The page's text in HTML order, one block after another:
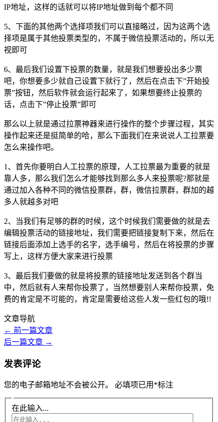
IP地址，这样的话就可以将IP地址做到每个都不同
5、下面的其他两个选择项我们可以直接略过，因为这两个选
择项是属于其他投票类型的，不属于微信投票活动的，所以无
视即可
6、最后我们设置下投票的数量，就是我们想要投出多少票
吧，你想要多少就自己设置下就行了，然后在点击下”开始投
票”按钮，然后软件就会运行起来了，如果想要终止投票的
话，点击下”停止投票”即可
那么以上就是通过拉票神器来进行操作的整个步骤过程，其实
操作起来还是挺简单的哈，那么下面我们在来说说人工拉票要
怎么来操作吧。
1、首先你要明白人工拉票的原理，人工拉票最为重要的就是
靠人多，那么我们怎么才能够找到那么多人来投票呢?那就是
通过加入各种不同的微信投票群，群，微信拉票群，群加的越
多人就越多对吧
2、当我们有足够的群的时候，这个时候我们需要做的就是去
编辑投票活动的链接地址，我们需要把链接复制下来，然后在
链接后面添加上选手的名字，选手编号，然后在将投票的步骤
写上，这样方便大家来进行投票
3、最后我们要做的就是将投票的链接地址发送到各个群当
中，然后就有人来帮你投票了，当然想要别人来帮你投票，免
费的肯定是不可能的，肯定是需要给这些人发一些红包的哦!!
文章导航
← 前一篇文章
后一篇文章 →
发表评论
您的电子邮箱地址不会被公开。 必填项已用 *标注
在此输入...